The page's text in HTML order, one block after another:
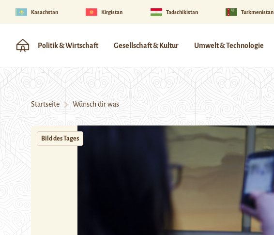
Kasachstan Kirgistan Tadschikistan Turkmenistan
Politik & Wirtschaft Gesellschaft & Kultur Umwelt & Technologie
Startseite Wünsch dir was
Bild des Tages